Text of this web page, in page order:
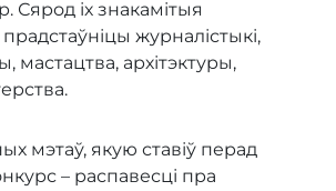
Сярод іх знакамітыя
прадстаўніцы журналістыкі,
мастацтва, архітэктуры,
мэтаў, якую ставіў перад
– распавесці пра